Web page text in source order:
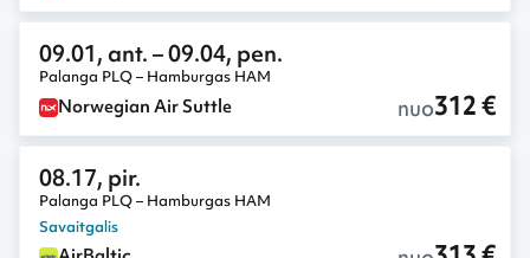
09.01, ant.– 09.04, pen.
Palanga PLQ – Hamburgas HAM
Norwegian Air Suttle nuo312 €
08.17, pir.
Palanga PLQ – Hamburgas HAM
Savaitgalis